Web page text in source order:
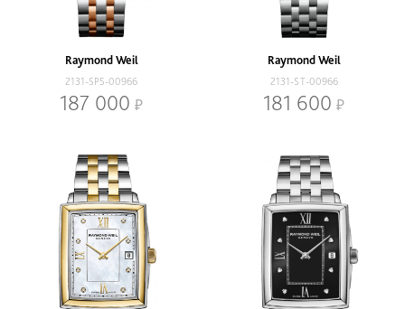
Millesime
Tango
Наличие
В наличии
Со скидкой
Кварцевый
Механический
Браслет
Браслет
Диаметр, мм
Raymond Weil
2131-SP5-00966
187 000
Raymond Weil
2131-ST-00966
181 600